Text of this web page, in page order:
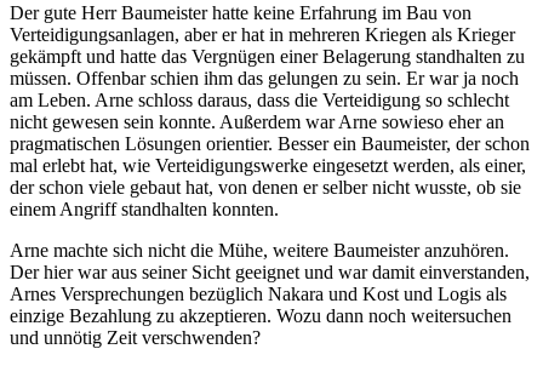
Der gute Herr Baumeister hatte keine Erfahrung im Bau von
Verteidigungsanlagen, aber er hat in mehreren Kriegen als Krieger
gekämpft und hatte das Vergnügen einer Belagerung standhalten zu
müssen. Offenbar schien ihm das gelungen zu sein. Er war ja noch
am Leben. Arne schloss daraus, dass die Verteidigung so schlecht
nicht gewesen sein konnte. Außerdem war Arne sowieso eher an
pragmatischen Lösungen orientier. Besser ein Baumeister, der schon
mal erlebt hat, wie Verteidigungswerke eingesetzt werden, als einer,
der schon viele gebaut hat, von denen er selber nicht wusste, ob sie
einem Angriff standhalten konnten.
Arne machte sich nicht die Mühe, weitere Baumeister anzuhören.
Der hier war aus seiner Sicht geeignet und war damit einverstanden,
Arnes Versprechungen bezüglich Nakara und Kost und Logis als
einzige Bezahlung zu akzeptieren. Wozu dann noch weitersuchen
und unnötig Zeit verschwenden?